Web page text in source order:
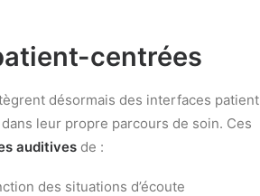
centrées
désormais des interfaces patient
leur propre parcours de soin. Ces
auditives de :
des situations d’écoute